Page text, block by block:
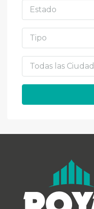
Estado
Tipo
Todas las